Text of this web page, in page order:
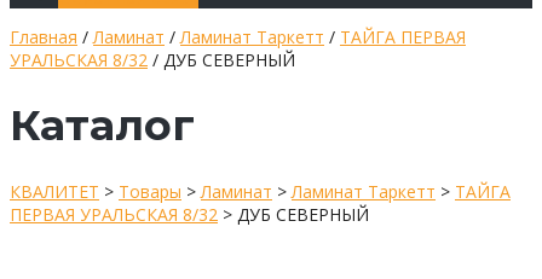
Главная /Ламинат /Ламинат Таркетт / ТАЙГА ПЕРВАЯ
УРАЛЬСКАЯ 8/32 / ДУБ СЕВЕРНЫЙ
Каталог
КВАЛИТЕТ > Товары >Ламинат >Ламинат Таркетт > ТАЙГА
ПЕРВАЯ УРАЛЬСКАЯ 8/32 > ДУБ СЕВЕРНЫЙ